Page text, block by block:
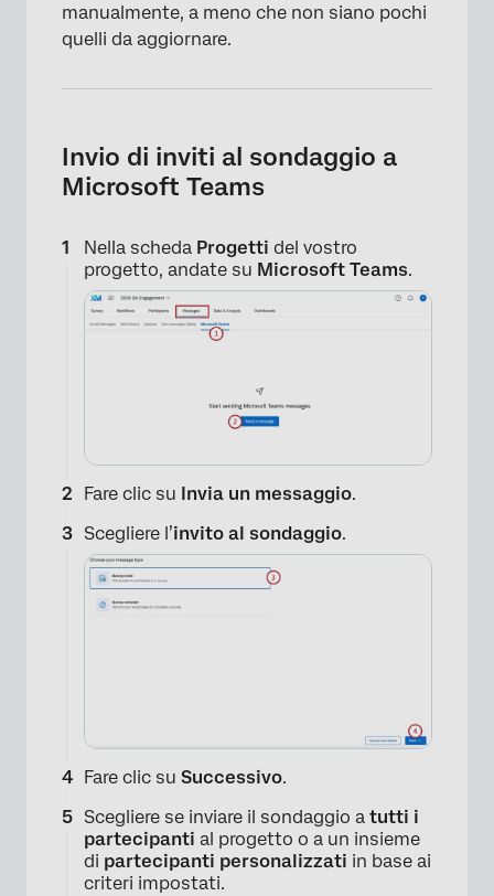
manualmente, a meno che non siano pochi
quelli da aggiornare.
Invio di inviti al sondaggio a
Microsoft Teams
Nella scheda Progetti del vostro
progetto, andate su Microsoft Teams.
Fare clic su Invia un messaggio.
Scegliere l’invito al sondaggio.
Fare clic su Successivo.
Scegliere se inviare il sondaggio a tutti i
partecipanti al progetto o a un insieme
di partecipanti personalizzati in base ai
criteri impostati.